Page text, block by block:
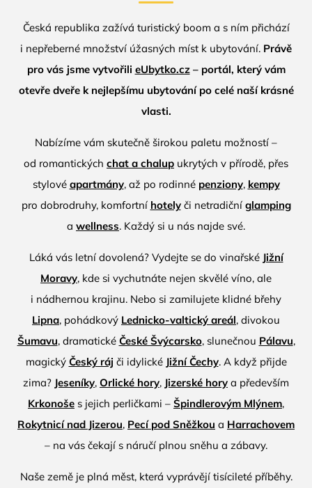
Česká republika zažívá turistický boom a s ním přichází
i nepřeberné množství úžasných míst k ubytování. Právě
pro vás jsme vytvořili eUbytko.cz– portál, který vám
otevře dveře k nejlepšímu ubytování po celé naší krásné
vlasti.
Nabízíme vám skutečně širokou paletu možností –
od romantických chat a chalup ukrytých v přírodě, přes
stylové apartmány, až po rodinné penziony, kempy
pro dobrodruhy, komfortní hotelyči netradiční glamping
a wellness. Každý si u nás najde své.
Láká vás letní dovolená? Vydejte se do vinařské Jižní
Moravy, kde si vychutnáte nejen skvělé víno, ale
i nádhernou krajinu. Nebo si zamilujete klidné břehy
Lipna, pohádkový Lednicko-valtický areál, divokou
Šumavu, dramatické České Švýcarsko, slunečnou Pálavu,
magický Český ráj či idylické Jižní Čechy. A když přijde
zima? Jeseníky, Orlické hory, Jizerské hory a především
Krkonoše s jejich perličkami – Špindlerovým Mlýnem,
Rokytnicí nad Jizerou, Pecí pod Sněžkou a Harrachovem
– na vás čekají s náručí plnou sněhu a zábavy.
Naše země je plná měst, která vyprávějí tisícileté příběhy.